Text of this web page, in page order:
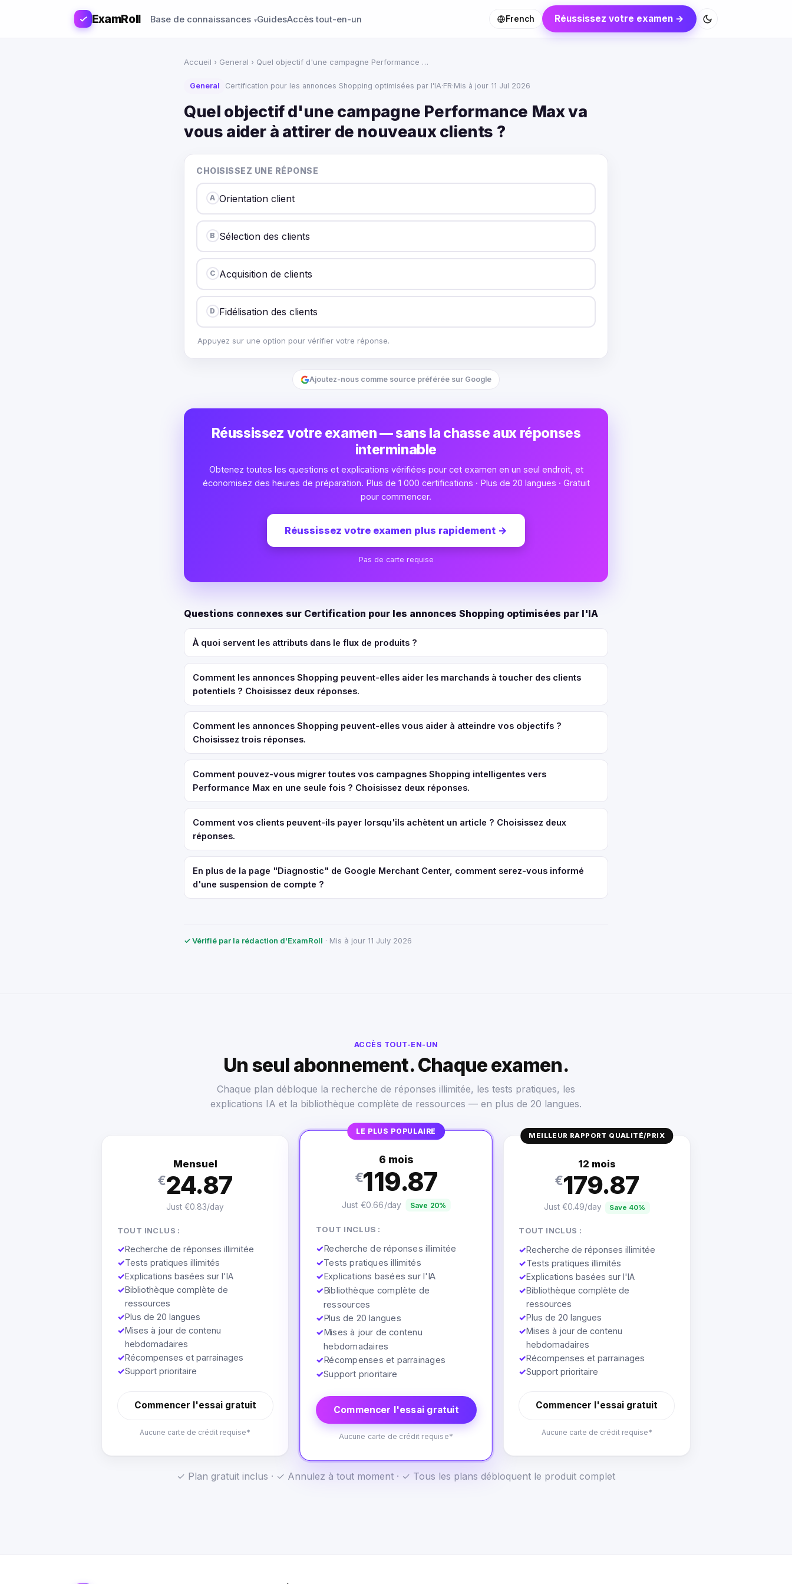
ExamRoll Base de connaissances GuidesAccès tout-en-un French Réussissez votre examen →
Accueil › General › Quel objectif d'une campagne Performance …
General Certification pour les annonces Shopping optimisées par l'IA·FR·Mis à jour 11 Jul 2026
Quel objectif d'une campagne Performance Max va
vous aider à attirer de nouveaux clients ?
CHOISISSEZ UNE RÉPONSE
A Orientation client
B Sélection des clients
C Acquisition de clients
D Fidélisation des clients
Appuyez sur une option pour vérifier votre réponse.
Ajoutez-nous comme source préférée sur Google
Réussissez votre examen — sans la chasse aux réponses
interminable
Obtenez toutes les questions et explications vérifiées pour cet examen en un seul endroit, et
économisez des heures de préparation. Plus de 1 000 certifications · Plus de 20 langues · Gratuit
pour commencer.
Réussissez votre examen plus rapidement →
Pas de carte requise
Questions connexes sur Certification pour les annonces Shopping optimisées par l'IA
À quoi servent les attributs dans le flux de produits ?
Comment les annonces Shopping peuvent-elles aider les marchands à toucher des clients
potentiels ? Choisissez deux réponses.
Comment les annonces Shopping peuvent-elles vous aider à atteindre vos objectifs ?
Choisissez trois réponses.
Comment pouvez-vous migrer toutes vos campagnes Shopping intelligentes vers
Performance Max en une seule fois ? Choisissez deux réponses.
Comment vos clients peuvent-ils payer lorsqu'ils achètent un article ? Choisissez deux
réponses.
En plus de la page "Diagnostic" de Google Merchant Center, comment serez-vous informé
d'une suspension de compte ?
✓ Vérifié par la rédaction d'ExamRoll · Mis à jour 11 July 2026
ACCÈS TOUT-EN-UN
Un seul abonnement. Chaque examen.
Chaque plan débloque la recherche de réponses illimitée, les tests pratiques, les
explications IA et la bibliothèque complète de ressources — en plus de 20 langues.
Mensuel
€24.87
Just €0.83/day
TOUT INCLUS :
✓Recherche de réponses illimitée
✓Tests pratiques illimités
✓Explications basées sur l'IA
✓Bibliothèque complète de
ressources
✓Plus de 20 langues
✓Mises à jour de contenu
hebdomadaires
✓Récompenses et parrainages
✓Support prioritaire
Commencer l'essai gratuit
Aucune carte de crédit requise*
LE PLUS POPULAIRE
6 mois
€119.87
Just €0.66/day Save 20%
TOUT INCLUS :
✓Recherche de réponses illimitée
✓Tests pratiques illimités
✓Explications basées sur l'IA
✓Bibliothèque complète de
ressources
✓Plus de 20 langues
✓Mises à jour de contenu
hebdomadaires
✓Récompenses et parrainages
✓Support prioritaire
Commencer l'essai gratuit
Aucune carte de crédit requise*
MEILLEUR RAPPORT QUALITÉ/PRIX
12 mois
€179.87
Just €0.49/day Save 40%
TOUT INCLUS :
✓Recherche de réponses illimitée
✓Tests pratiques illimités
✓Explications basées sur l'IA
✓Bibliothèque complète de
ressources
✓Plus de 20 langues
✓Mises à jour de contenu
hebdomadaires
✓Récompenses et parrainages
✓Support prioritaire
Commencer l'essai gratuit
Aucune carte de crédit requise*
✓ Plan gratuit inclus · ✓ Annulez à tout moment · ✓ Tous les plans débloquent le produit complet